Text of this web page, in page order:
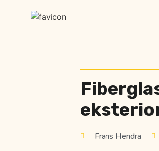
Frans Hendra